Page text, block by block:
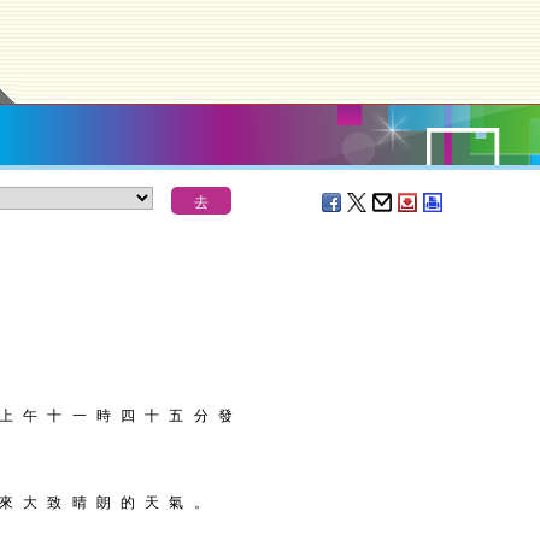
午 十 一 時 四 十 五 分 發
大 致 晴 朗 的 天 氣 。